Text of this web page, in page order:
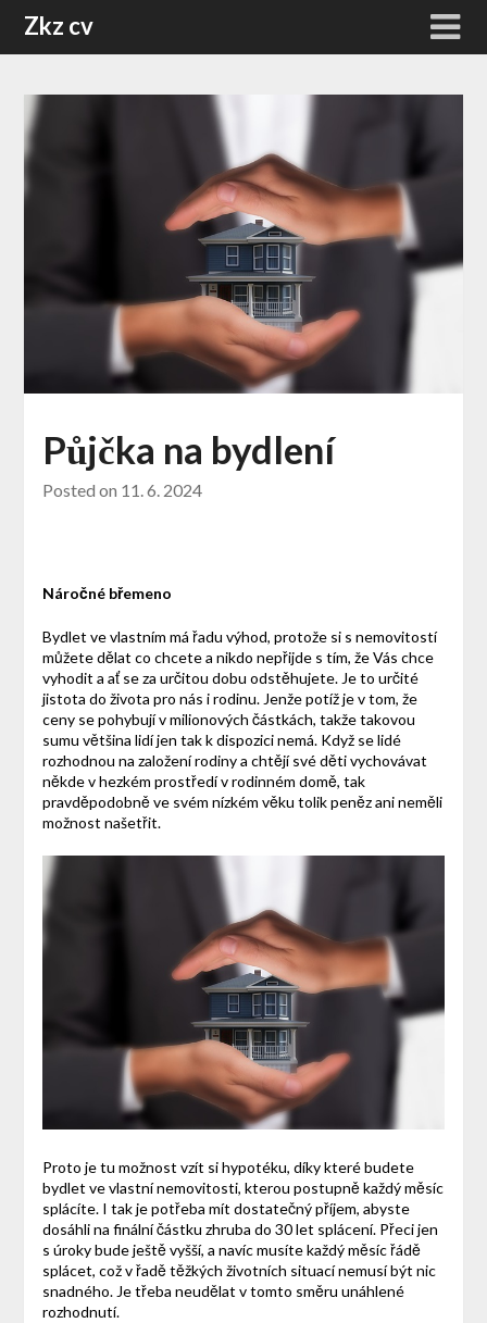
SkipZkz cv
Půjčka na bydlení
Posted on 11. 6. 2024
Náročné břemeno
Bydlet ve vlastním má řadu výhod, protože si s nemovitostí
můžete dělat co chcete a nikdo nepřijde s tím, že Vás chce
vyhodit a ať se za určitou dobu odstěhujete. Je to určité
jistota do života pro nás i rodinu. Jenže potíž je v tom, že
ceny se pohybují v milionových částkách, takže takovou
sumu většina lidí jen tak k dispozici nemá. Když se lidé
rozhodnou na založení rodiny a chtějí své děti vychovávat
někde v hezkém prostředí v rodinném domě, tak
pravděpodobně ve svém nízkém věku tolik peněz ani neměli
možnost našetřit.
Proto je tu možnost vzít si hypotéku, díky které budete
bydlet ve vlastní nemovitosti, kterou postupně každý měsíc
splácíte. I tak je potřeba mít dostatečný příjem, abyste
dosáhli na finální částku zhruba do 30 let splácení. Přeci jen
s úroky bude ještě vyšší, a navíc musíte každý měsíc řádě
splácet, což v řadě těžkých životních situací nemusí být nic
snadného. Je třeba neudělat v tomto směru unáhlené
rozhodnutí.